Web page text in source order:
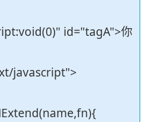
id="tagA">你
javascript">